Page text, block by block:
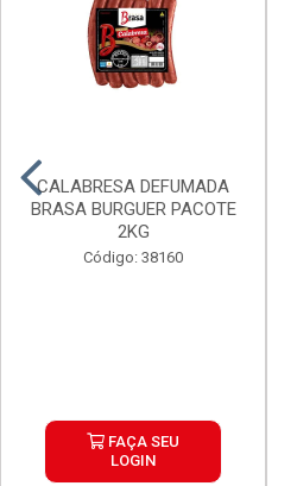
CALABRESA DEFUMADA
BRASA BURGUER PACOTE
2KG
Código: 38160
FAÇA SEU
LOGIN